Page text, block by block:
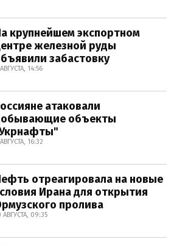
крупнейшем экспортном
железной руды
забастовку
14:56
атаковали
объекты
16:32
отреагировала на новые
Ирана для открытия
пролива
АВГУСТА, 09:35